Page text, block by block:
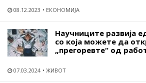
08.12.2023 ЕКОНОМИЈА
Научниците развија
со која можете да
„прегоревте“ од
07.03.2024 ЖИВОТ